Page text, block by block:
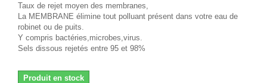
Taux de rejet moyen des membranes,
La MEMBRANE élimine tout polluant présent dans votre eau de
robinet ou de puits.
Y compris bactéries,microbes,virus.
Sels dissous rejetés entre 95 et 98%
Produit en stock